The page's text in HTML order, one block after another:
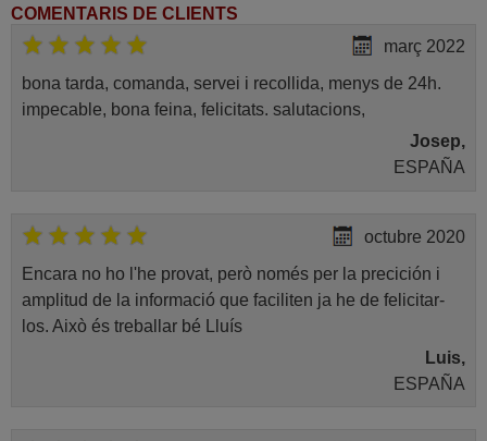
COMENTARIS DE CLIENTS
març 2022
bona tarda, comanda, servei i recollida, menys de 24h.
impecable, bona feina, felicitats. salutacions,
Josep,
ESPAÑA
octubre 2020
Encara no ho l'he provat, però només per la precición i
amplitud de la informació que faciliten ja he de felicitar-
los. Això és treballar bé Lluís
Luis,
ESPAÑA